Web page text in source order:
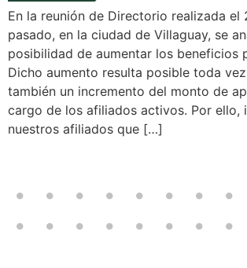
En la reunión de Directorio realizada el
pasado, en la ciudad de Villaguay, se
posibilidad de aumentar los beneficios
Dicho aumento resulta posible toda
también un incremento del monto de
cargo de los afiliados activos. Por ello,
nuestros afiliados que […]